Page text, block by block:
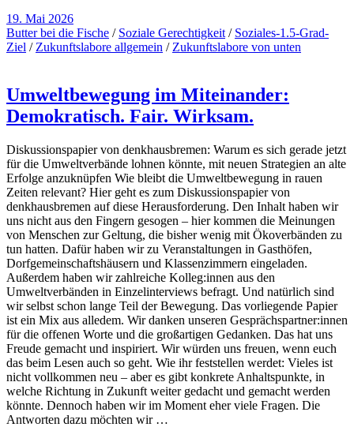
19. Mai 2026
Butter bei die Fische / Soziale Gerechtigkeit / Soziales-1.5-Grad-
Ziel / Zukunftslabore allgemein / Zukunftslabore von unten
Umweltbewegung im Miteinander:
Demokratisch. Fair. Wirksam.
Diskussionspapier von denkhausbremen: Warum es sich gerade jetzt
für die Umweltverbände lohnen könnte, mit neuen Strategien an alte
Erfolge anzuknüpfen Wie bleibt die Umweltbewegung in rauen
Zeiten relevant? Hier geht es zum Diskussionspapier von
denkhausbremen auf diese Herausforderung. Den Inhalt haben wir
uns nicht aus den Fingern gesogen – hier kommen die Meinungen
von Menschen zur Geltung, die bisher wenig mit Ökoverbänden zu
tun hatten. Dafür haben wir zu Veranstaltungen in Gasthöfen,
Dorfgemeinschaftshäusern und Klassenzimmern eingeladen.
Außerdem haben wir zahlreiche Kolleg:innen aus den
Umweltverbänden in Einzelinterviews befragt. Und natürlich sind
wir selbst schon lange Teil der Bewegung. Das vorliegende Papier
ist ein Mix aus alledem. Wir danken unseren Gesprächspartner:innen
für die offenen Worte und die großartigen Gedanken. Das hat uns
Freude gemacht und inspiriert. Wir würden uns freuen, wenn euch
das beim Lesen auch so geht. Wie ihr feststellen werdet: Vieles ist
nicht vollkommen neu – aber es gibt konkrete Anhaltspunkte, in
welche Richtung in Zukunft weiter gedacht und gemacht werden
könnte. Dennoch haben wir im Moment eher viele Fragen. Die
Antworten dazu möchten wir …